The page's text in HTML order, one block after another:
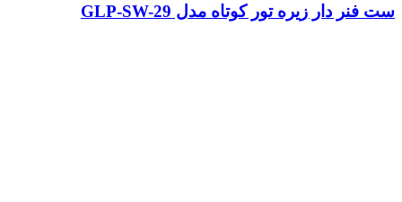
ست فنر دار زیره تور کوتاه مدل GLP-SW-29